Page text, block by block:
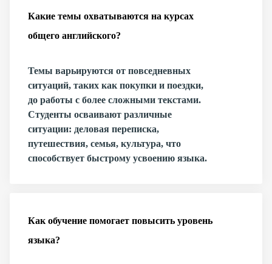
Какие темы охватываются на курсах
общего английского?
Темы варьируются от повседневных
ситуаций, таких как покупки и поездки,
до работы с более сложными текстами.
Студенты осваивают различные
ситуации: деловая переписка,
путешествия, семья, культура, что
способствует быстрому усвоению языка.
Как обучение помогает повысить уровень
языка?